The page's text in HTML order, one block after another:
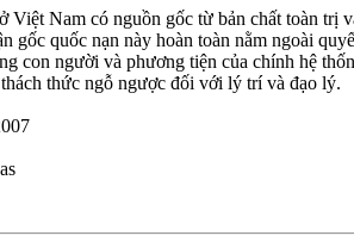
Việt Nam có nguồn gốc từ bản chất toàn trị
gốc quốc nạn này hoàn toàn nằm ngoài
con người và phương tiện của chính hệ
thức ngỗ ngược đối với lý trí và đạo lý.